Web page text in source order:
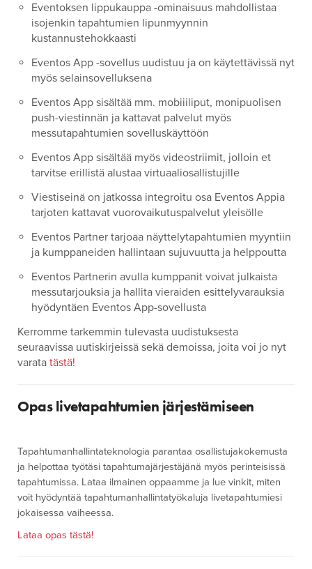
Eventoksen lippukauppa -ominaisuus mahdollistaa
isojenkin tapahtumien lipunmyynnin
kustannustehokkaasti
Eventos App -sovellus uudistuu ja on käytettävissä nyt
myös selainsovelluksena
Eventos App sisältää mm. mobiiiliput, monipuolisen
push-viestinnän ja kattavat palvelut myös
messutapahtumien sovelluskäyttöön
Eventos App sisältää myös videostriimit, jolloin et
tarvitse erillistä alustaa virtuaaliosallistujille
Viestiseinä on jatkossa integroitu osa Eventos Appia
tarjoten kattavat vuorovaikutuspalvelut yleisölle
Eventos Partner tarjoaa näyttelytapahtumien myyntiin
ja kumppaneiden hallintaan sujuvuutta ja helppoutta
Eventos Partnerin avulla kumppanit voivat julkaista
messutarjouksia ja hallita vieraiden esittelyvarauksia
hyödyntäen Eventos App-sovellusta
Kerromme tarkemmin tulevasta uudistuksesta
seuraavissa uutiskirjeissä sekä demoissa, joita voi jo nyt
varata tästä!
Opas livetapahtumien järjestämiseen
Tapahtumanhallintateknologia parantaa osallistujakokemusta
ja helpottaa työtäsi tapahtumajärjestäjänä myös perinteisissä
tapahtumissa. Lataa ilmainen oppaamme ja lue vinkit, miten
voit hyödyntää tapahtumanhallintatyökaluja livetapahtumiesi
jokaisessa vaiheessa.
Lataa opas tästä!